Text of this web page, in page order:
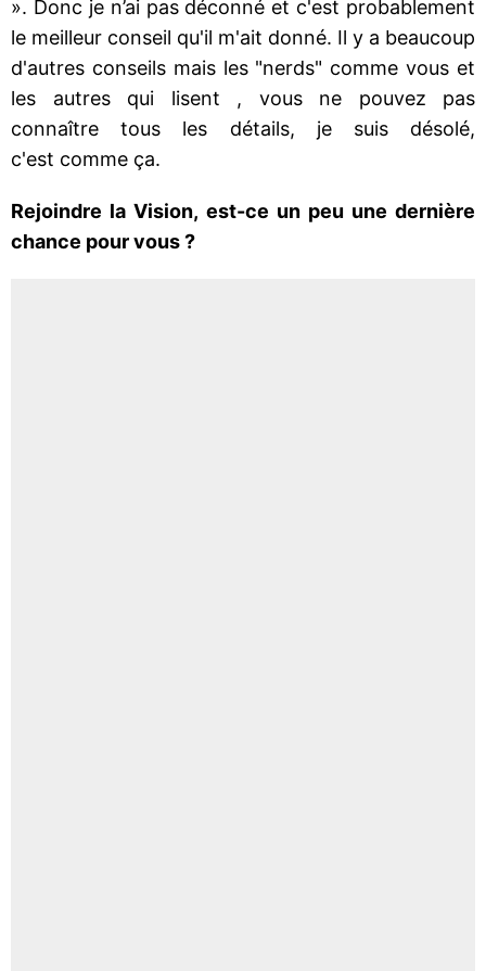
». Donc je n’ai pas déconné et c'est probablement
le meilleur conseil qu'il m'ait donné. Il y a beaucoup
d'autres conseils mais les "nerds" comme vous et
les autres qui lisent , vous ne pouvez pas
connaître tous les détails, je suis désolé,
c'est comme ça.
Rejoindre la Vision, est-ce un peu une dernière
chance pour vous ?